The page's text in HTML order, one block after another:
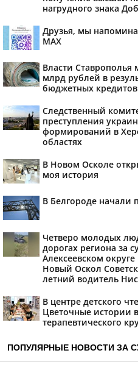
нагрудного знака
Друзья, мы
МАХ
Власти Ставрополья
млрд рублей в
бюджетных кредитов
Следственный
преступления
формирований в
областях
В Новом Осколе
моя история
В Белгороде начали
Четверо молодых
дорогах региона за
Алексеевском
Новый Оскол
летний водитель
В центре детского
Цветочные истории
терапевтического
ПОПУЛЯРНЫЕ НОВОСТИ ЗА